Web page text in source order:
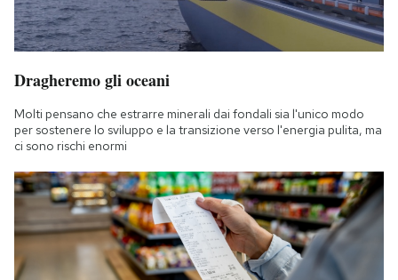
Dragheremo gli oceani
Molti pensano che estrarre minerali dai fondali sia l'unico modo
per sostenere lo sviluppo e la transizione verso l'energia pulita, ma
ci sono rischi enormi